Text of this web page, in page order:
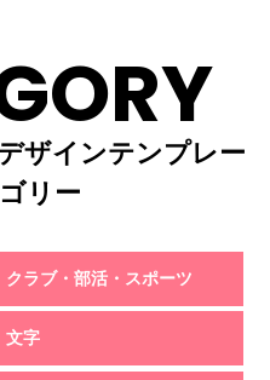
ザインテンプレー
リー
クラブ・部活・スポーツ
文字